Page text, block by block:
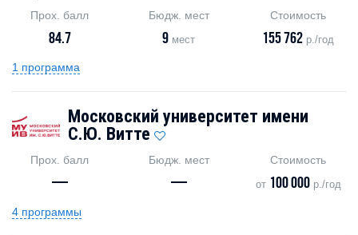
Прох. балл
84.7
Бюдж. мест
9 мест
Стоимость
155 762 р./год
1 программа
Московский университет имени
С.Ю. Витте
Прох. балл
—
Бюдж. мест
—
Стоимость
от 100 000р./год
4 программы